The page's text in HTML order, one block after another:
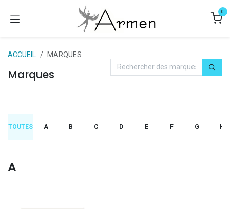
0
ACCUEIL MARQUES
Marques
TOUTES A B C D E F G H
A